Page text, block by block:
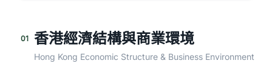
01 香港經濟結構與商業環境
Hong Kong Economic Structure & Business Environment